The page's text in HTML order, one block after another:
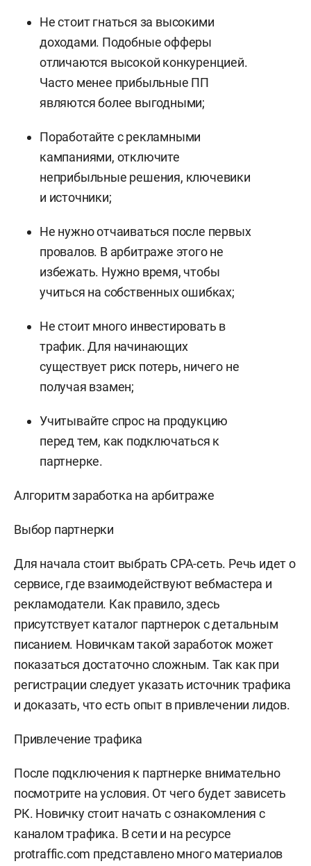
Не стоит гнаться за высокими
доходами. Подобные офферы
отличаются высокой конкуренцией.
Часто менее прибыльные ПП
являются более выгодными;
Поработайте с рекламными
кампаниями, отключите
неприбыльные решения, ключевики
и источники;
Не нужно отчаиваться после первых
провалов. В арбитраже этого не
избежать. Нужно время, чтобы
учиться на собственных ошибках;
Не стоит много инвестировать в
трафик. Для начинающих
существует риск потерь, ничего не
получая взамен;
Учитывайте спрос на продукцию
перед тем, как подключаться к
партнерке.
Алгоритм заработка на арбитраже
Выбор партнерки
Для начала стоит выбрать CPA-сеть. Речь идет о
сервисе, где взаимодействуют вебмастера и
рекламодатели. Как правило, здесь
присутствует каталог партнерок с детальным
писанием. Новичкам такой заработок может
показаться достаточно сложным. Так как при
регистрации следует указать источник трафика
и доказать, что есть опыт в привлечении лидов.
Привлечение трафика
После подключения к партнерке внимательно
посмотрите на условия. От чего будет зависеть
РК. Новичку стоит начать с ознакомления с
каналом трафика. В сети и на ресурсе
protraffic.com представлено много материалов